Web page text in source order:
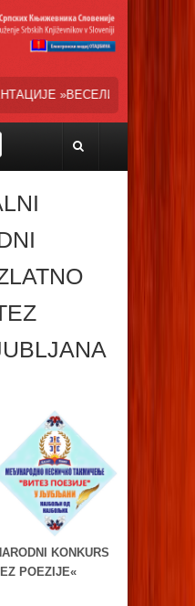
НАША ТРЕНУТНА
KONKURS
POEZIJE«